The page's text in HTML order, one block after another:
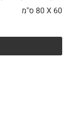
60 X